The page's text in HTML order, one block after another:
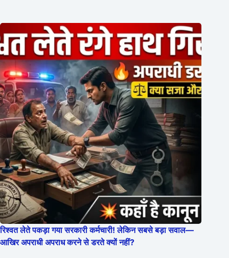
रिश्वत लेते पकड़ा गया सरकारी कर्मचारी! लेकिन सबसे बड़ा सवाल—
आखिर अपराधी अपराध करने से डरते क्यों नहीं?